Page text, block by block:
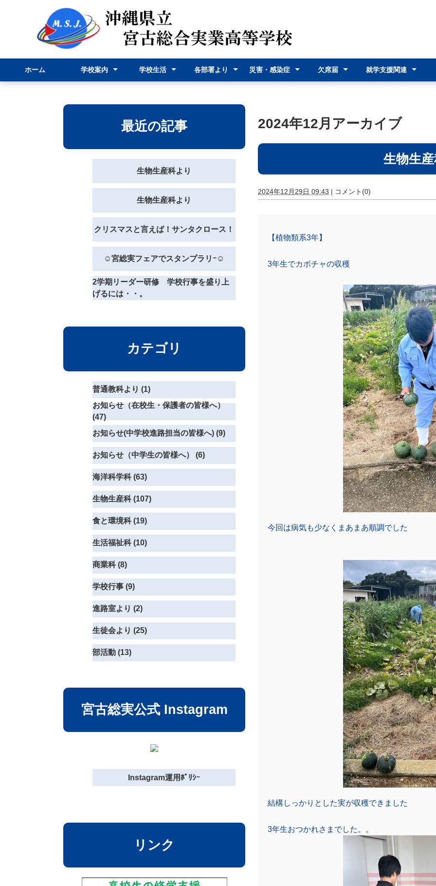
ホーム 学校案内 学校生活 各部署より 災害・感染症 欠席届 就学支援関連
2024年12月アーカイブ
生物生
2024年12月29日 09:43 | コメント(0)
【植物類系3年】
3年生でカボチャの収穫
今回は病気も少なくまあまあ順調でした
結構しっかりとした実が収穫できました
3年生おつかれさまでした。。
最近の記事
生物生産科より
生物生産科より
クリスマスと言えば！サンタクロース！
☺宮総実フェアでスタンプラリｰ☺
2学期リーダー研修 学校行事を盛り上
げるには・・。
カテゴリ
普通教科より (1)
お知らせ（在校生・保護者の皆様へ）
(47)
お知らせ(中学校進路担当の皆様へ) (9)
お知らせ（中学生の皆様へ） (6)
海洋科学科 (63)
生物生産科 (107)
食と環境科 (19)
生活福祉科 (10)
商業科 (8)
学校行事 (9)
進路室より (2)
生徒会より (25)
部活動 (13)
宮古総実公式 Instagram
Instagram運用ﾎﾟﾘｼｰ
リンク